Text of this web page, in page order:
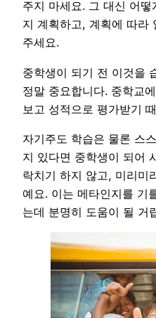
주지 마세요. 그 대신 어
지 계획하고, 계획에 따라
주세요.
중학생이 되기 전 이것을
정말 중요합니다. 중학교
보고 성적으로 평가받기
자기주도 학습은 물론 스
지 있다면 중학생이 되어
락치기 하지 않고, 미리미
예요. 이는 메타인지를 기
는데 분명히 도움이 될 거